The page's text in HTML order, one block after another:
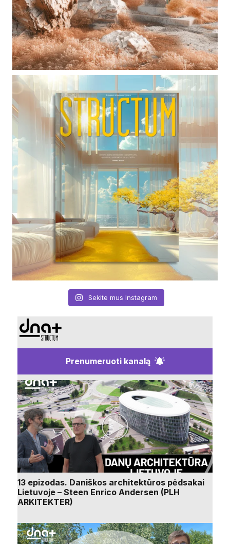
Sekite mus Instagram
Prenumeruoti kanalą
13 epizodas. Daniškos architektūros pėdsakai
Lietuvoje – Steen Enrico Andersen (PLH
ARKITEKTER)